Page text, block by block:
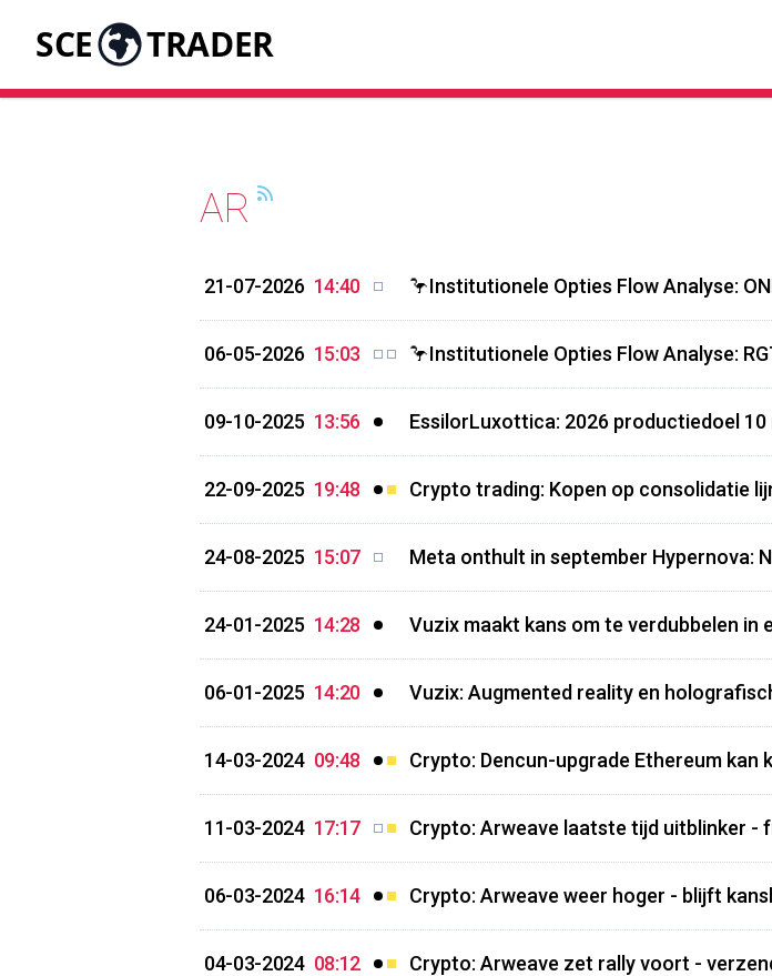
SCE TRADER
AR
21-07-2026 14:40 🦩Institutionele Opties Flow Analyse:
06-05-2026 15:03 🦩Institutionele Opties Flow Analyse:
09-10-2025 13:56 EssilorLuxottica: 2026 productiedoel
22-09-2025 19:48 Crypto trading: Kopen op consolidatie
24-08-2025 15:07 Meta onthult in september Hypernova:
24-01-2025 14:28 Vuzix maakt kans om te verdubbelen in
06-01-2025 14:20 Vuzix: Augmented reality en
14-03-2024 09:48 Crypto: Dencun-upgrade Ethereum kan
11-03-2024 17:17 Crypto: Arweave laatste tijd uitblinker -
06-03-2024 16:14 Crypto: Arweave weer hoger - blijft
04-03-2024 08:12 Crypto: Arweave zet rally voort -